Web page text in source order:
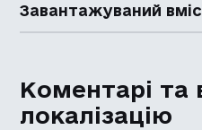
Завантажуваний
Коментарі та
локалізацію